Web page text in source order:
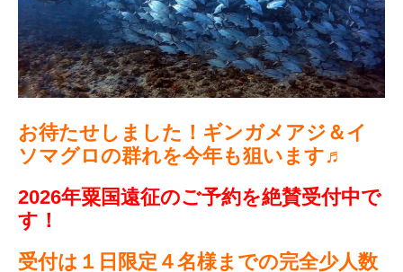
お待たせしました！ギンガメアジ＆イ
ソマグロの群れを今年も狙います♬
2026年粟国遠征のご予約を絶賛受付中で
す！
受付は１日限定４名様までの完全少人数